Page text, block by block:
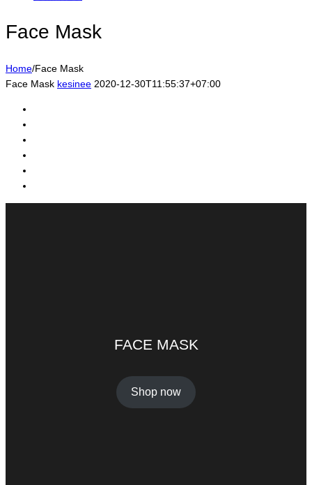
Face Mask
Home/Face Mask
Face Mask kesinee 2020-12-30T11:55:37+07:00
FACE MASK
Shop now